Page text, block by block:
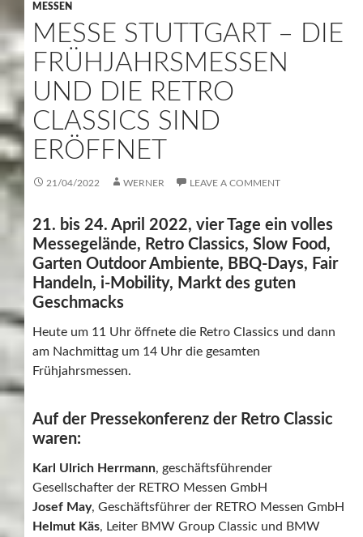
MESSEN
MESSE STUTTGART – DIE
FRÜHJAHRSMESSEN
UND DIE RETRO
CLASSICS SIND
ERÖFFNET
21/04/2022 WERNER LEAVE A COMMENT
21. bis 24. April 2022, vier Tage ein volles
Messegelände, Retro Classics, Slow Food,
Garten Outdoor Ambiente, BBQ-Days, Fair
Handeln, i-Mobility, Markt des guten
Geschmacks
Heute um 11 Uhr öffnete die Retro Classics und dann
am Nachmittag um 14 Uhr die gesamten
Frühjahrsmessen.
Auf der Pressekonferenz der Retro Classic
waren:
Karl Ulrich Herrmann, geschäftsführender
Gesellschafter der RETRO Messen GmbH
Josef May, Geschäftsführer der RETRO Messen GmbH
Helmut Käs, Leiter BMW Group Classic und BMW